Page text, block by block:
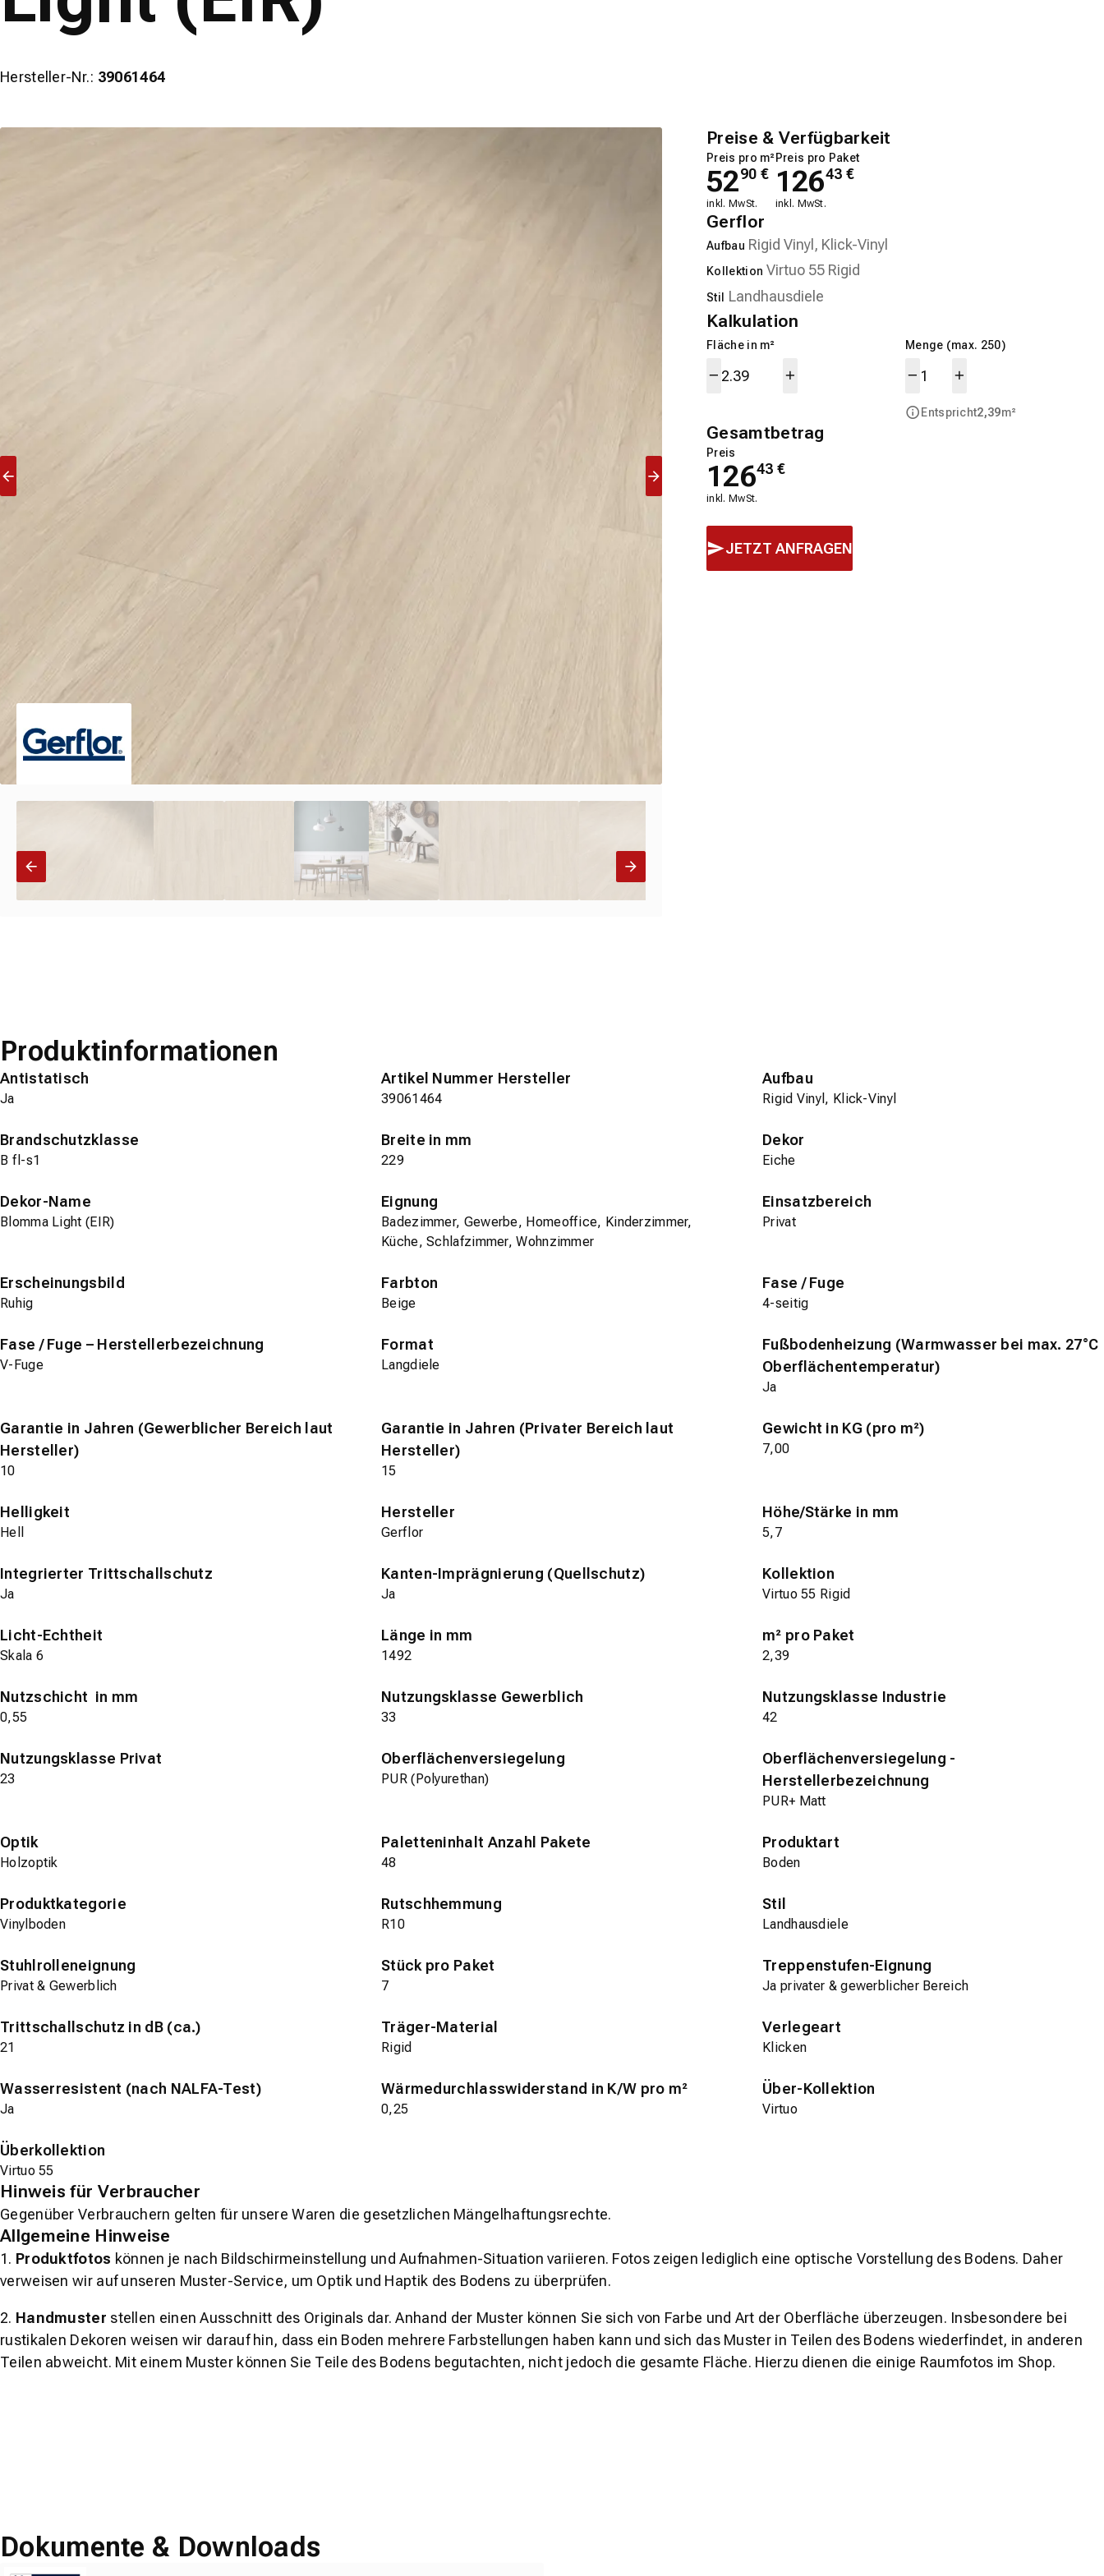
Hersteller-Nr.: 39061464
Preise & Verfügbarkeit
Preis pro m²
5290 €
inkl. MwSt.
Preis pro Paket
12643 €
inkl. MwSt.
Gerflor
Aufbau
Kollektion
Stil
Kalkulation
Fläche in m² Menge (max. 250)
Entspricht2,39m²
Gesamtbetrag
Preis
12643 €
inkl. MwSt.
JETZT ANFRAGEN
Produktinformationen
Antistatisch
Ja
Artikel Nummer Hersteller
39061464
Aufbau
Rigid Vinyl, Klick-Vinyl
Brandschutzklasse
B fl-s1
Breite in mm
229
Dekor
Eiche
Dekor-Name
Blomma Light (EIR)
Eignung
Badezimmer, Gewerbe, Homeoffice, Kinderzimmer,
Küche, Schlafzimmer, Wohnzimmer
Einsatzbereich
Privat
Erscheinungsbild
Ruhig
Farbton
Beige
Fase / Fuge
4-seitig
Fase / Fuge – Herstellerbezeichnung
V-Fuge
Format
Langdiele
Fußbodenheizung (Warmwasser bei max. 27°C
Oberflächentemperatur)
Ja
Garantie in Jahren (Gewerblicher Bereich laut
Hersteller)
10
Garantie in Jahren (Privater Bereich laut
Hersteller)
15
Gewicht in KG (pro m²)
7,00
Helligkeit
Hell
Hersteller
Gerflor
Höhe/Stärke in mm
5,7
Integrierter Trittschallschutz
Ja
Kanten-Imprägnierung (Quellschutz)
Ja
Kollektion
Virtuo 55 Rigid
Licht-Echtheit
Skala 6
Länge in mm
1492
m² pro Paket
2,39
Nutzschicht in mm
0,55
Nutzungsklasse Gewerblich
33
Nutzungsklasse Industrie
42
Nutzungsklasse Privat
23
Oberflächenversiegelung
PUR (Polyurethan)
Oberflächenversiegelung -
Herstellerbezeichnung
PUR+ Matt
Optik
Holzoptik
Paletteninhalt Anzahl Pakete
48
Produktart
Boden
Produktkategorie
Vinylboden
Rutschhemmung
R10
Stil
Landhausdiele
Stuhlrolleneignung
Privat & Gewerblich
Stück pro Paket
7
Treppenstufen-Eignung
Ja privater & gewerblicher Bereich
Trittschallschutz in dB (ca.)
21
Träger-Material
Rigid
Verlegeart
Klicken
Wasserresistent (nach NALFA-Test)
Ja
Wärmedurchlasswiderstand in K/W pro m²
0,25
Über-Kollektion
Virtuo
Überkollektion
Virtuo 55
Hinweis für Verbraucher
Gegenüber Verbrauchern gelten für unsere Waren die gesetzlichen Mängelhaftungsrechte.
Allgemeine Hinweise
1. Produktfotos können je nach Bildschirmeinstellung und Aufnahmen-Situation variieren. Fotos zeigen lediglich eine optische Vorstellung des Bodens. Daher
verweisen wir auf unseren Muster-Service, um Optik und Haptik des Bodens zu überprüfen.
2. Handmuster stellen einen Ausschnitt des Originals dar. Anhand der Muster können Sie sich von Farbe und Art der Oberfläche überzeugen. Insbesondere bei
rustikalen Dekoren weisen wir darauf hin, dass ein Boden mehrere Farbstellungen haben kann und sich das Muster in Teilen des Bodens wiederfindet, in anderen
Teilen abweicht. Mit einem Muster können Sie Teile des Bodens begutachten, nicht jedoch die gesamte Fläche. Hierzu dienen die einige Raumfotos im Shop.
Dokumente & Downloads